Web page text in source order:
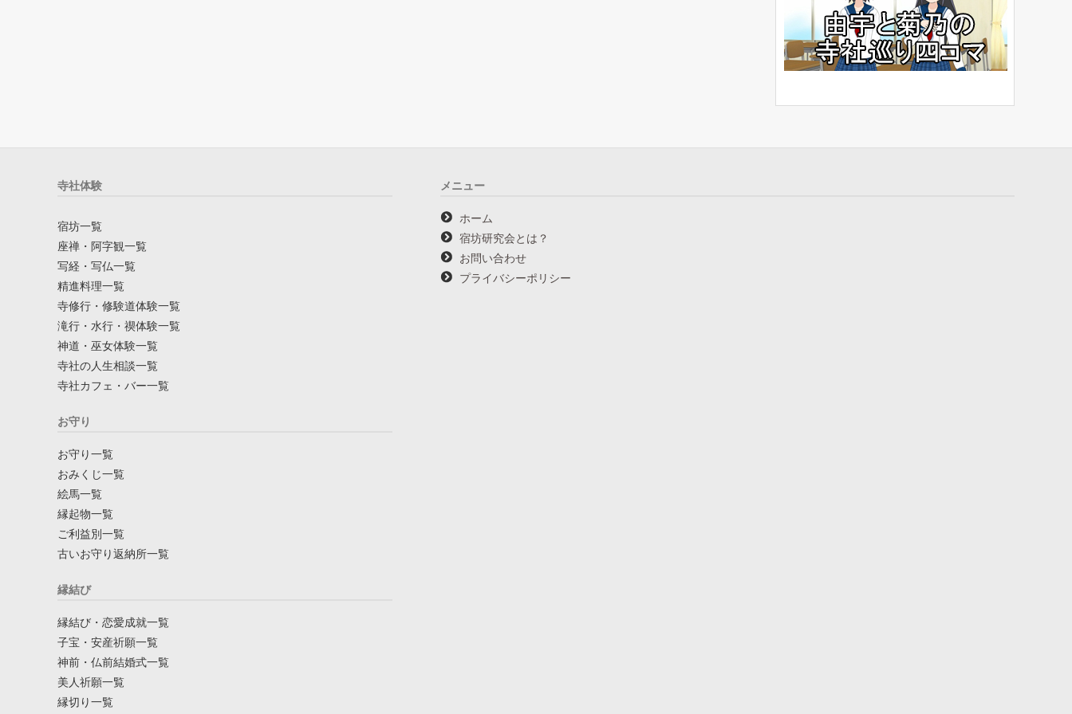
寺社体験
宿坊一覧
座禅・阿字観一覧
写経・写仏一覧
精進料理一覧
寺修行・修験道体験一覧
滝行・水行・禊体験一覧
神道・巫女体験一覧
寺社の人生相談一覧
寺社カフェ・バー一覧
お守り
お守り一覧
おみくじ一覧
絵馬一覧
縁起物一覧
ご利益別一覧
古いお守り返納所一覧
縁結び
縁結び・恋愛成就一覧
子宝・安産祈願一覧
神前・仏前結婚式一覧
美人祈願一覧
縁切り一覧
メニュー
ホーム
宿坊研究会とは？
お問い合わせ
プライバシーポリシー